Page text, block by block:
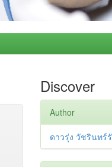
Discover
Author
ดาวรุ่ง วัชรินทร์